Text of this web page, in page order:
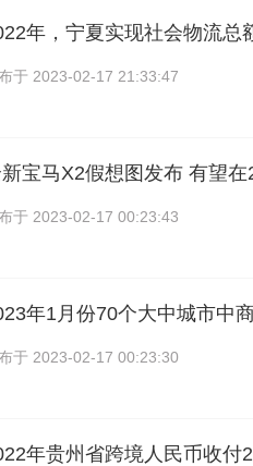
年，宁夏实现社会物流总
于 2023-02-17 21:33:47
宝马X2假想图发布 有望
于 2023-02-17 00:23:43
年1月份70个大中城市中
于 2023-02-17 00:23:30
年贵州省跨境人民币收付